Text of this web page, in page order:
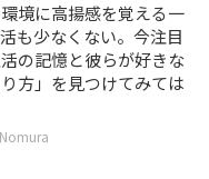
境に高揚感を覚える一
も少なくない。今注目
の記憶と彼らが好きな
方」を見つけてみては